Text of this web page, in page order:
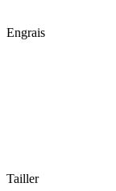
Engrais
Tailler